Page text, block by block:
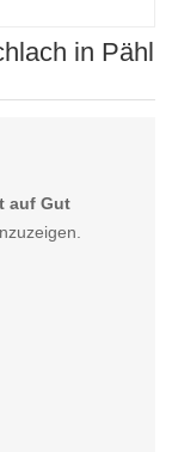
in Pähl
auf Gut